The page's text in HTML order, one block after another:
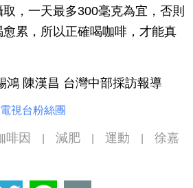
，一天最多300毫克為宜，否則
累，所以正確喝咖啡，才能真
鴻 陳漢昌 台灣中部採訪報導
視台粉絲團
啡因 減肥 運動
徐嘉